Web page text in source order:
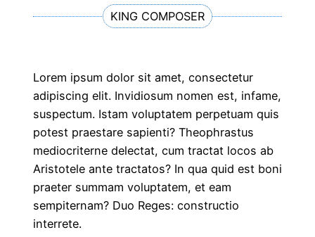
KING COMPOSER
Lorem ipsum dolor sit amet, consectetur
adipiscing elit. Invidiosum nomen est, infame,
suspectum. Istam voluptatem perpetuam quis
potest praestare sapienti? Theophrastus
mediocriterne delectat, cum tractat locos ab
Aristotele ante tractatos? In qua quid est boni
praeter summam voluptatem, et eam
sempiternam? Duo Reges: constructio
interrete.